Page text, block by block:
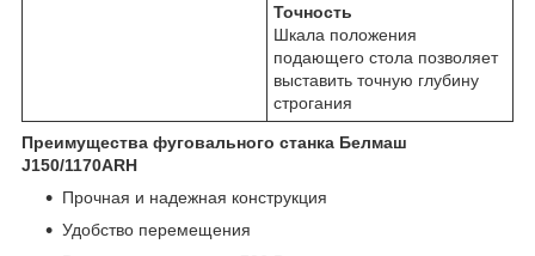
Точность
Шкала положения
подающего стола позволяет
выставить точную глубину
строгания
Преимущества фуговального станка Белмаш
J150/1170ARH
Прочная и надежная конструкция
Удобство перемещения